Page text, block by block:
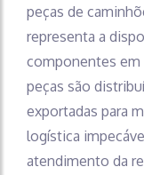
peças de
representa a
componentes em
peças são
exportadas para
logística
atendimento da